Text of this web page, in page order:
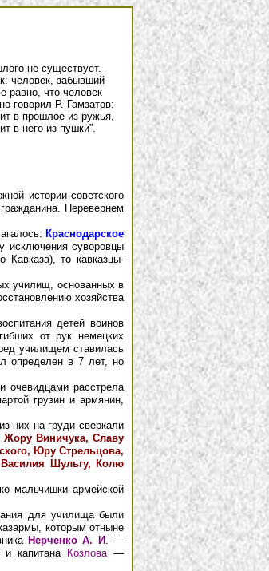
не существует.
человек, забывший
равно, что человек
говорил Р. Гамзатов:
в прошлое из ружья,
в него из пушки”.
истории советского
Перевернем
Краснодарское
исключения суворовцы
Кавказа), то кавказцы-
училищ, основанных в
хозяйства
детей воинов
от рук немецких
училищем ставилась
определен в 7 лет, но
очевидцами расстрела
грузин и армянин,
них на груди сверкали
Жору Виничука, Славу
Юру Стрельцова,
Шульгу, Колю
мальчишки армейской
для училища были
которым отныне
Нерченко А. И . —
капитана Козлова—